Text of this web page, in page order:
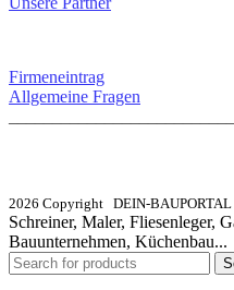
Firmeneintrag
Allgemeine Fragen
2026 Copyright DEIN-BAUPORTAL
Schreiner, Maler, Fliesenleger,
Bauunternehmen, Küchenbau...